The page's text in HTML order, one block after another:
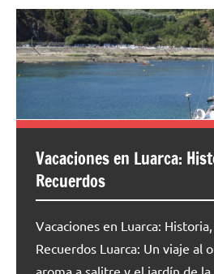
Vacaciones en Luarca:
Recuerdos
Vacaciones en Luarca:
Recuerdos Luarca: Un viaje al